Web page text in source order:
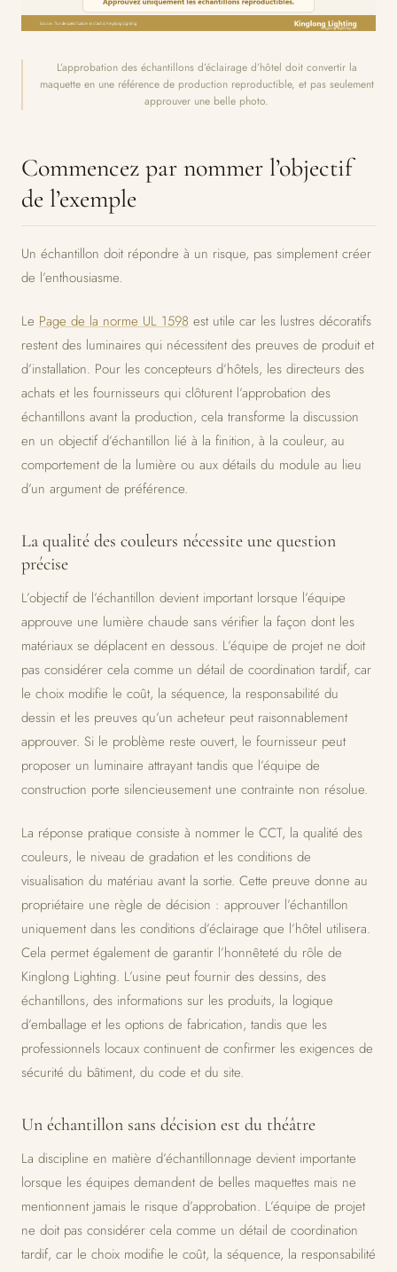
L’approbation des échantillons d’éclairage d’hôtel doit convertir la
maquette en une référence de production reproductible, et pas seulement
approuver une belle photo.
Commencez par nommer l’objectif
de l’exemple
Un échantillon doit répondre à un risque, pas simplement créer
de l’enthousiasme.
Le Page de la norme UL 1598 est utile car les lustres décoratifs
restent des luminaires qui nécessitent des preuves de produit et
d’installation. Pour les concepteurs d’hôtels, les directeurs des
achats et les fournisseurs qui clôturent l’approbation des
échantillons avant la production, cela transforme la discussion
en un objectif d’échantillon lié à la finition, à la couleur, au
comportement de la lumière ou aux détails du module au lieu
d’un argument de préférence.
La qualité des couleurs nécessite une question
précise
L’objectif de l’échantillon devient important lorsque l’équipe
approuve une lumière chaude sans vérifier la façon dont les
matériaux se déplacent en dessous. L’équipe de projet ne doit
pas considérer cela comme un détail de coordination tardif, car
le choix modifie le coût, la séquence, la responsabilité du
dessin et les preuves qu’un acheteur peut raisonnablement
approuver. Si le problème reste ouvert, le fournisseur peut
proposer un luminaire attrayant tandis que l’équipe de
construction porte silencieusement une contrainte non résolue.
La réponse pratique consiste à nommer le CCT, la qualité des
couleurs, le niveau de gradation et les conditions de
visualisation du matériau avant la sortie. Cette preuve donne au
propriétaire une règle de décision : approuver l’échantillon
uniquement dans les conditions d’éclairage que l’hôtel utilisera.
Cela permet également de garantir l’honnêteté du rôle de
Kinglong Lighting. L’usine peut fournir des dessins, des
échantillons, des informations sur les produits, la logique
d’emballage et les options de fabrication, tandis que les
professionnels locaux continuent de confirmer les exigences de
sécurité du bâtiment, du code et du site.
Un échantillon sans décision est du théâtre
La discipline en matière d’échantillonnage devient importante
lorsque les équipes demandent de belles maquettes mais ne
mentionnent jamais le risque d’approbation. L’équipe de projet
ne doit pas considérer cela comme un détail de coordination
tardif, car le choix modifie le coût, la séquence, la responsabilité